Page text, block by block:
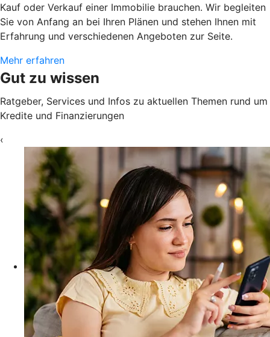
Kauf oder Verkauf einer Immobilie brauchen. Wir begleiten
Sie von Anfang an bei Ihren Plänen und stehen Ihnen mit
Erfahrung und verschiedenen Angeboten zur Seite.
Mehr erfahren
Gut zu wissen
Ratgeber, Services und Infos zu aktuellen Themen rund um
Kredite und Finanzierungen
‹